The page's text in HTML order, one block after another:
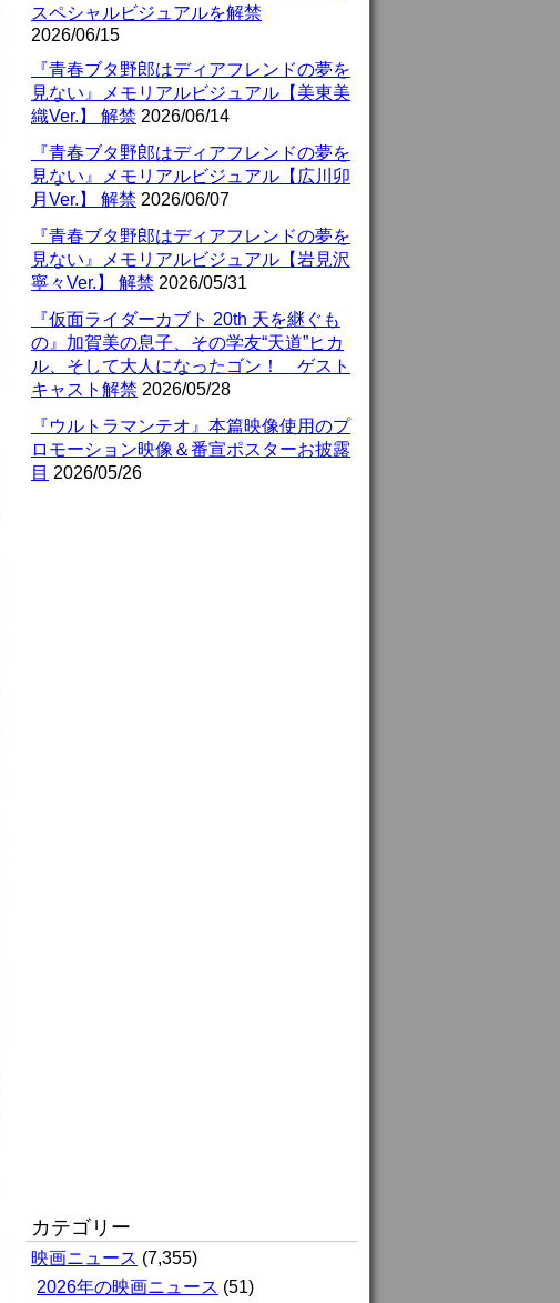
スペシャルビジュアルを解禁
2026/06/15
『青春ブタ野郎はディアフレンドの夢を
見ない』メモリアルビジュアル【美東美
織Ver.】 解禁 2026/06/14
『青春ブタ野郎はディアフレンドの夢を
見ない』メモリアルビジュアル【広川卯
月Ver.】 解禁 2026/06/07
『青春ブタ野郎はディアフレンドの夢を
見ない』メモリアルビジュアル【岩見沢
寧々Ver.】 解禁 2026/05/31
『仮面ライダーカブト 20th 天を継ぐも
の』加賀美の息子、その学友“天道”ヒカ
ル、そして大人になったゴン！ ゲスト
キャスト解禁 2026/05/28
『ウルトラマンテオ』本篇映像使用のプ
ロモーション映像＆番宣ポスターお披露
目 2026/05/26
カテゴリー
映画ニュース (7,355)
2026年の映画ニュース (51)